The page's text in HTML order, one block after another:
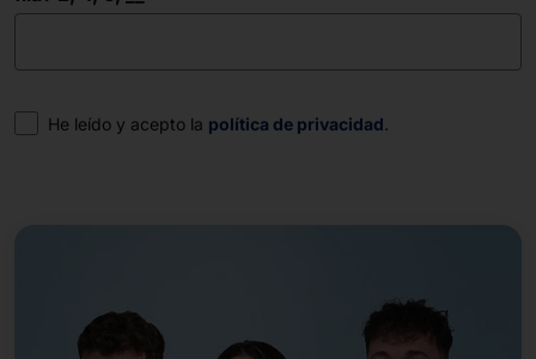
Consentimiento
He leído y acepto la política de privacidad.